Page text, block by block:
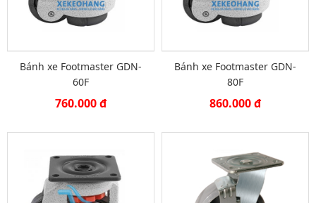
Bánh xe Footmaster GDN-
60F
760.000 đ
Bánh xe Footmaster GDN-
80F
860.000 đ